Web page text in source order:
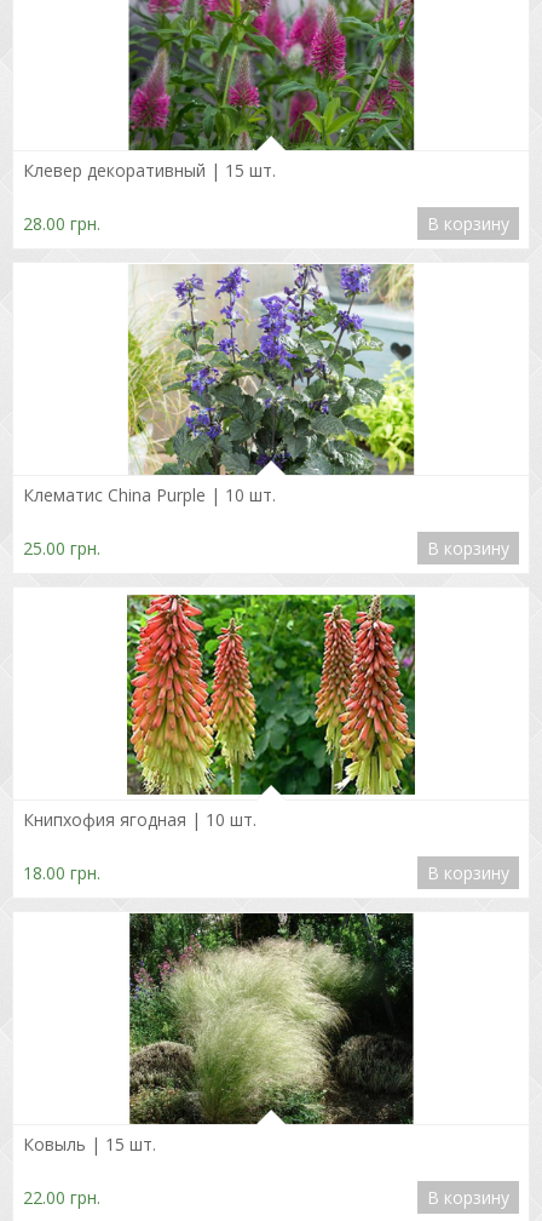
Подробнее
Клевер декоративный | 15 шт.
28.00 грн. В корзину
Подробнее
Клематис China Purple | 10 шт.
25.00 грн. В корзину
Книпхофия ягодная | 10 шт.
18.00 грн. В корзину
Ковыль | 15 шт.
22.00 грн. В корзину